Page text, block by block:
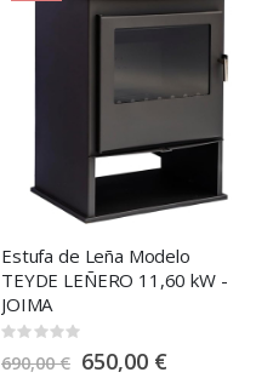
Estufa de Leña Modelo
TEYDE LEÑERO 11,60 kW -
JOIMA
Rating:
0%
690,00 € S
p
650,00 €